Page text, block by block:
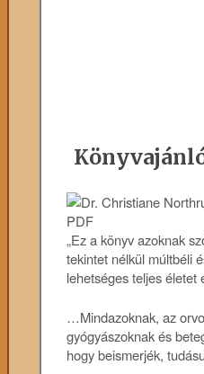
„Ez a könyv azoknak
tekintet nélkül múltbéli
lehetséges teljes
…Mindazoknak, az
gyógyászoknak és
hogy beismerjék,